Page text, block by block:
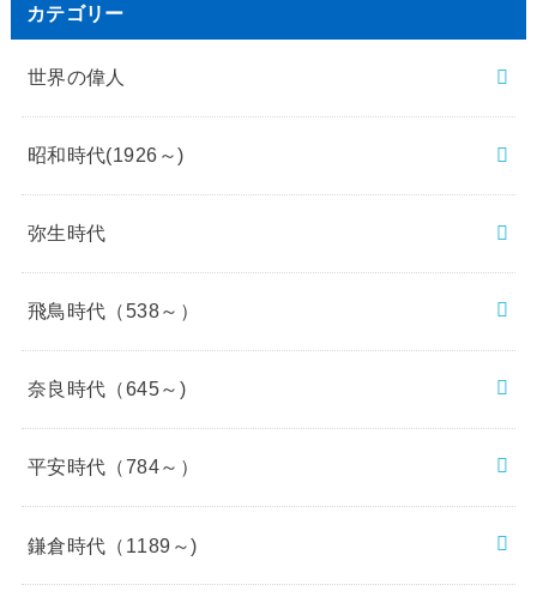
カテゴリー
世界の偉人
昭和時代(1926～)
弥生時代
飛鳥時代（538～）
奈良時代（645～)
平安時代（784～）
鎌倉時代（1189～)